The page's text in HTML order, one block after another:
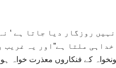
روزگار دیا جاتا ہے ‘
کے فنکاروں معذرت خواہ